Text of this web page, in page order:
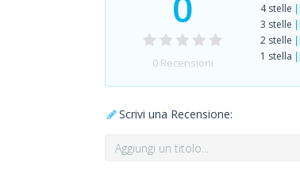
0Recensioni
4 stelle
3 stelle
2 stelle
1 stella
Scrivi una Recensione: